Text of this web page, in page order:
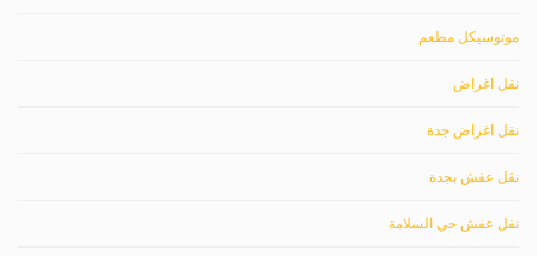
موتوسيكل مطعم
نقل اغراض
نقل اغراض جدة
نقل عفش بجدة
نقل عفش حي السلامة